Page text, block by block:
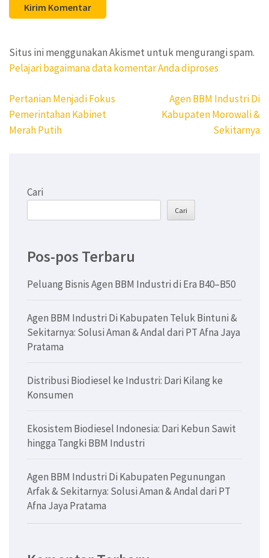
Situs ini menggunakan Akismet untuk mengurangi spam.
Pelajari bagaimana data komentar Anda diproses
Navigasi
pos
Pertanian Menjadi Fokus
Pemerintahan Kabinet
Merah Putih
Agen BBM Industri Di
Kabupaten Morowali &
Sekitarnya
Cari
Cari
Pos-pos Terbaru
Peluang Bisnis Agen BBM Industri di Era B40–B50
Agen BBM Industri Di Kabupaten Teluk Bintuni &
Sekitarnya: Solusi Aman & Andal dari PT Afna Jaya
Pratama
Distribusi Biodiesel ke Industri: Dari Kilang ke
Konsumen
Ekosistem Biodiesel Indonesia: Dari Kebun Sawit
hingga Tangki BBM Industri
Agen BBM Industri Di Kabupaten Pegunungan
Arfak & Sekitarnya: Solusi Aman & Andal dari PT
Afna Jaya Pratama